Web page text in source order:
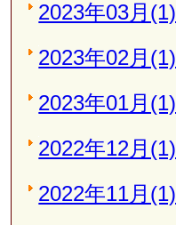
2023年03月(1)
2023年02月(1)
2023年01月(1)
2022年12月(1)
2022年11月(1)